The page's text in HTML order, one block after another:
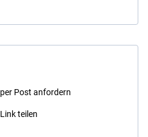
per Post anfordern
Link teilen